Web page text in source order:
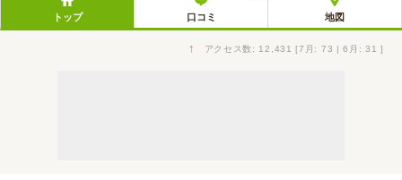
トップ 口コミ 地図
↑ アクセス数: 12,431 [7月: 73 | 6月: 31 ]